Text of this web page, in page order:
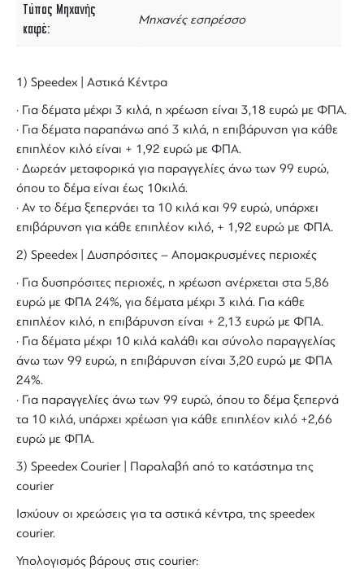
Τύπος Μηχανής
καφέ
Μηχανές εσπρέσσο
1) Speedex | Αστικά Κέντρα
· Για δέματα μέχρι 3 κιλά, η χρέωση είναι 3,18 ευρώ με ΦΠΑ.
· Για δέματα παραπάνω από 3 κιλά, η επιβάρυνση για κάθε
επιπλέον κιλό είναι + 1,92 ευρώ με ΦΠΑ.
· Δωρεάν μεταφορικά για παραγγελίες άνω των 99 ευρώ,
όπου το δέμα είναι έως 10κιλά.
· Αν το δέμα ξεπερνάει τα 10 κιλά και 99 ευρώ, υπάρχει
επιβάρυνση για κάθε επιπλέον κιλό, + 1,92 ευρώ με ΦΠΑ.
2) Speedex | Δυσπρόσιτες – Απομακρυσμένες περιοχές
· Για δυσπρόσιτες περιοχές, η χρέωση ανέρχεται στα 5,86
ευρώ με ΦΠΑ 24%, για δέματα μέχρι 3 κιλά. Για κάθε
επιπλέον κιλό, η επιβάρυνση είναι + 2,13 ευρώ με ΦΠΑ.
· Για δέματα μέχρι 10 κιλά καλάθι και σύνολο παραγγελίας
άνω των 99 ευρώ, η επιβάρυνση είναι 3,20 ευρώ με ΦΠΑ
24%.
· Για παραγγελίες άνω των 99 ευρώ, όπου το δέμα ξεπερνά
τα 10 κιλά, υπάρχει χρέωση για κάθε επιπλέον κιλό +2,66
ευρώ με ΦΠΑ.
3) Speedex Courier | Παραλαβή από το κατάστημα της
courier
Ισχύουν οι χρεώσεις για τα αστικά κέντρα, της speedex
courier.
Υπολογισμός βάρους στις courier: